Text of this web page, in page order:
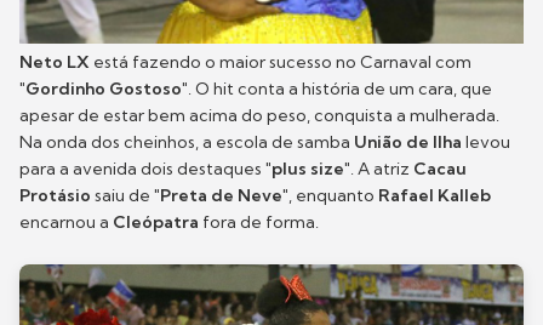
Neto LX está fazendo o maior sucesso no Carnaval com
"Gordinho Gostoso". O hit conta a história de um cara, que
apesar de estar bem acima do peso, conquista a mulherada.
Na onda dos cheinhos, a escola de samba União de Ilha levou
para a avenida dois destaques "plus size". A atriz Cacau
Protásio saiu de "Preta de Neve", enquanto Rafael Kalleb
encarnou a Cleópatra fora de forma.